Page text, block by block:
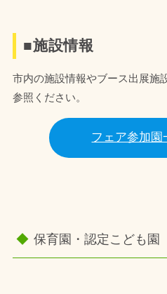
■施設情報
市内の施設情報やブース出展施
参照ください。
フェア参加園
保育園・認定こども